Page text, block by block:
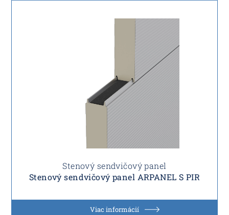
Stenový sendvičový panel
Stenový sendvičový panel ARPANEL S PIR
Viac informácií